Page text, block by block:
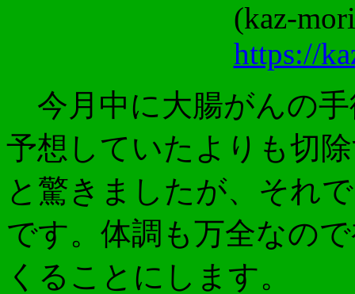
(kaz-
https://
今月中に大腸がんの
予想していたよりも切
と驚きましたが、それ
です。体調も万全なの
くることにします。